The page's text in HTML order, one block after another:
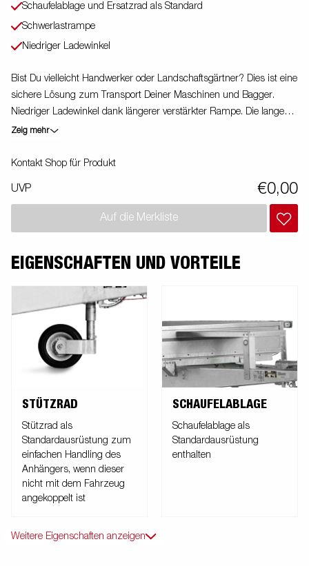
Schaufelablage und Ersatzrad als Standard
Schwerlastrampe
Niedriger Ladewinkel
Bist Du vielleicht Handwerker oder Landschaftsgärtner? Dies ist eine
sichere Lösung zum Transport Deiner Maschinen und Bagger.
Niedriger Ladewinkel dank längerer verstärkter Rampe. Die langen
begehbaren Kotflügel geben Dir einen sicheren Tritt und Du kannst
deine Schaufel und ein Schwerlast-Stützrad für Dich als Standard.
Zeig mehr
Kontakt Shop für Produkt
UVP €0,00
Auf die Merkliste
EIGENSCHAFTEN UND VORTEILE
STÜTZRAD
Stützrad als
Standardausrüstung zum
einfachen Handling des
Anhängers, wenn dieser
nicht mit dem Fahrzeug
angekoppelt ist
SCHAUFELABLAGE
Schaufelablage als
Standardausrüstung
enthalten
Weitere Eigenschaften anzeigen